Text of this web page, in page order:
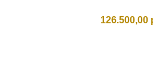
126.500,00